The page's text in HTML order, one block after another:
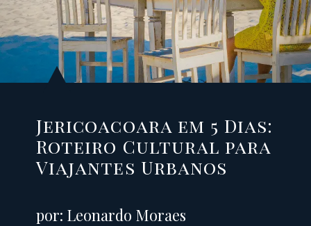
Jericoacoara em 5 Dias:
Roteiro Cultural para
Viajantes Urbanos
por: Leonardo Moraes